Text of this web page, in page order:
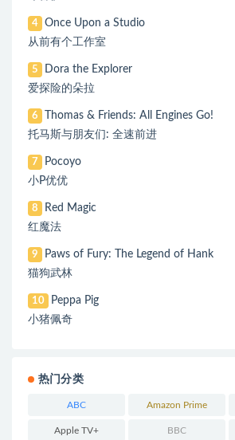
4
Once Upon a Studio
从前有个工作室
5
Dora the Explorer
爱探险的朵拉
6
Thomas & Friends: All Engines Go!
托马斯与朋友们: 全速前进
7
Pocoyo
小P优优
8
Red Magic
红魔法
9
Paws of Fury: The Legend of Hank
猫狗武林
10
Peppa Pig
小猪佩奇
热门分类
ABC Amazon Prime
Apple TV+ BBC